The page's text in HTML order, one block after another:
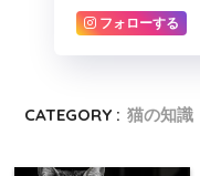
フォローする
CATEGORY : 猫の知識